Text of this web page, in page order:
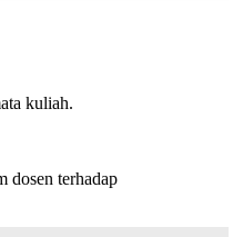
kuliah.
dosen terhadap